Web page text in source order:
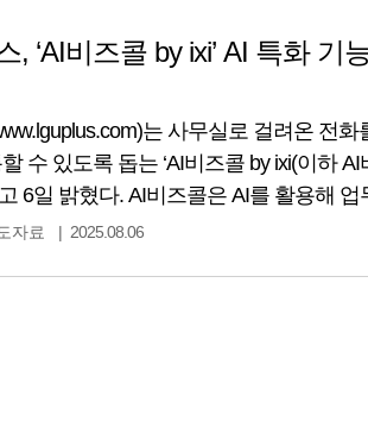
, ‘AI비즈콜 by ixi’ AI 특화 기
는 사무실로 걸려온 전
수 있도록 돕는 ‘AI비즈콜 by ixi(이하 AI
6일 밝혔다. AI비즈콜은 AI를 활용해
는 혁신적인 솔루션으로, LG유플러스
자료 2025.08.06